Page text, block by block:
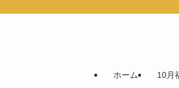
ホーム 10月